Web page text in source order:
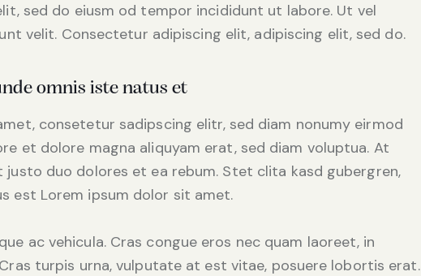
sed do eiusm od tempor incididunt ut labore. Ut vel
velit. Consectetur adipiscing elit, adipiscing elit, sed do.
omnis iste natus et
consetetur sadipscing elitr, sed diam nonumy eirmod
et dolore magna aliquyam erat, sed diam voluptua. At
justo duo dolores et ea rebum. Stet clita kasd gubergren,
est Lorem ipsum dolor sit amet.
ac vehicula. Cras congue eros nec quam laoreet, in
turpis urna, vulputate at est vitae, posuere lobortis erat.